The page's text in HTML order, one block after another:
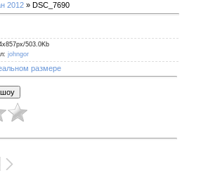
2012 » DSC_7690
503.0Kb
: johngor
размере